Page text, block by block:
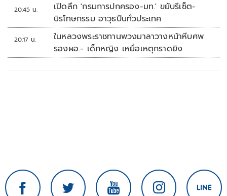
20:45 น.
เปิดลึก 'กรมการปกครอง-มท.' ขยับรีเซ็ต-
นิรโทษกรรม อาวุธปืนทั่วประเทศ
20:17 น.
ในหลวงพระราชทานพวงมาลาวางหน้าหีบศพ
รองผอ.- เด็กหญิง เหยื่อเหตุกราดยิง